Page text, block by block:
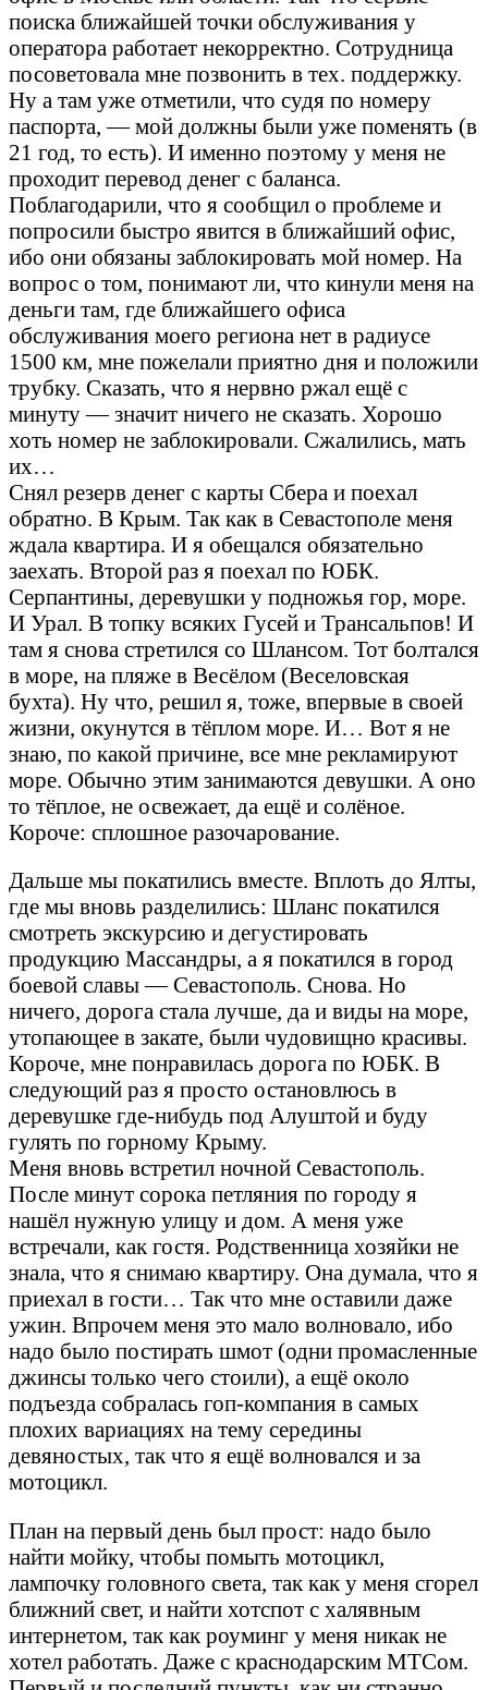
поиска ближайшей точки обслуживания у
оператора работает некорректно. Сотрудница
посоветовала мне позвонить в тех. поддержку.
Ну а там уже отметили, что судя по номеру
паспорта, — мой должны были уже поменять (в
21 год, то есть). И именно поэтому у меня не
проходит перевод денег с баланса.
Поблагодарили, что я сообщил о проблеме и
попросили быстро явится в ближайший офис,
ибо они обязаны заблокировать мой номер. На
вопрос о том, понимают ли, что кинули меня на
деньги там, где ближайшего офиса
обслуживания моего региона нет в радиусе
1500 км, мне пожелали приятно дня и положили
трубку. Сказать, что я нервно ржал ещё с
минуту — значит ничего не сказать. Хорошо
хоть номер не заблокировали. Сжалились, мать
их…
Снял резерв денег с карты Сбера и поехал
обратно. В Крым. Так как в Севастополе меня
ждала квартира. И я обещался обязательно
заехать. Второй раз я поехал по ЮБК.
Серпантины, деревушки у подножья гор, море.
И Урал. В топку всяких Гусей и Трансальпов! И
там я снова стретился со Шлансом. Тот болтался
в море, на пляже в Весёлом (Веселовская
бухта). Ну что, решил я, тоже, впервые в своей
жизни, окунутся в тёплом море. И… Вот я не
знаю, по какой причине, все мне рекламируют
море. Обычно этим занимаются девушки. А оно
то тёплое, не освежает, да ещё и солёное.
Короче: сплошное разочарование.
Дальше мы покатились вместе. Вплоть до Ялты,
где мы вновь разделились: Шланс покатился
смотреть экскурсию и дегустировать
продукцию Массандры, а я покатился в город
боевой славы — Севастополь. Снова. Но
ничего, дорога стала лучше, да и виды на море,
утопающее в закате, были чудовищно красивы.
Короче, мне понравилась дорога по ЮБК. В
следующий раз я просто остановлюсь в
деревушке где-нибудь под Алуштой и буду
гулять по горному Крыму.
Меня вновь встретил ночной Севастополь.
После минут сорока петляния по городу я
нашёл нужную улицу и дом. А меня уже
встречали, как гостя. Родственница хозяйки не
знала, что я снимаю квартиру. Она думала, что я
приехал в гости… Так что мне оставили даже
ужин. Впрочем меня это мало волновало, ибо
надо было постирать шмот (одни промасленные
джинсы только чего стоили), а ещё около
подъезда собралась гоп-компания в самых
плохих вариациях на тему середины
девяностых, так что я ещё волновался и за
мотоцикл.
План на первый день был прост: надо было
найти мойку, чтобы помыть мотоцикл,
лампочку головного света, так как у меня сгорел
ближний свет, и найти хотспот с халявным
интернетом, так как роуминг у меня никак не
хотел работать. Даже с краснодарским МТСом.